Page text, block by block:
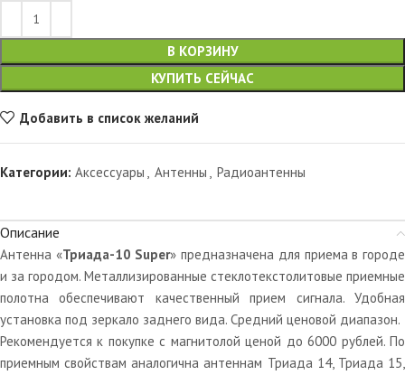
В КОРЗИНУ
КУПИТЬ СЕЙЧАС
Добавить в список желаний
Категории: Аксессуары , Антенны , Радиоантенны
Описание
Антенна «Триада-10 Super» предназначена для приема в городе
и за городом. Металлизированные стеклотекстолитовые приемные
полотна обеспечивают качественный прием сигнала. Удобная
установка под зеркало заднего вида. Средний ценовой диапазон.
Рекомендуется к покупке с магнитолой ценой до 6000 рублей. По
приемным свойствам аналогична антеннам Триада 14, Триада 15,